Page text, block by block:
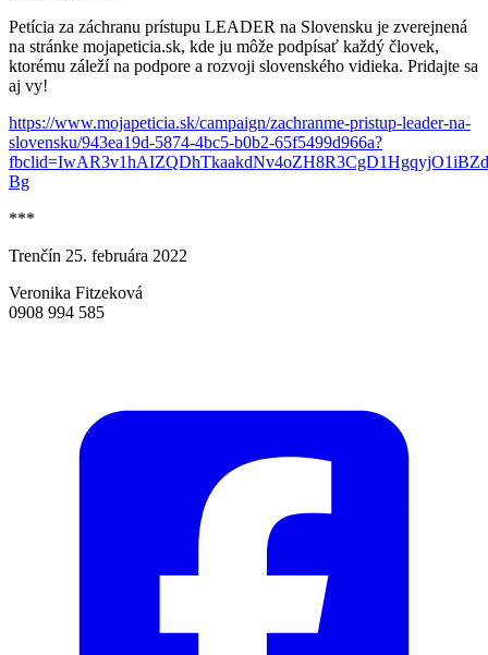
Petícia za záchranu prístupu LEADER na Slovensku je zverejnená
na stránke mojapeticia.sk, kde ju môže podpísať každý človek,
ktorému záleží na podpore a rozvoji slovenského vidieka. Pridajte sa
aj vy!
https://www.mojapeticia.sk/campaign/zachranme-pristup-leader-na-
slovensku/943ea19d-5874-4bc5-b0b2-65f5499d966a?
Bg
***
Trenčín 25. februára 2022
Veronika Fitzeková
0908 994 585